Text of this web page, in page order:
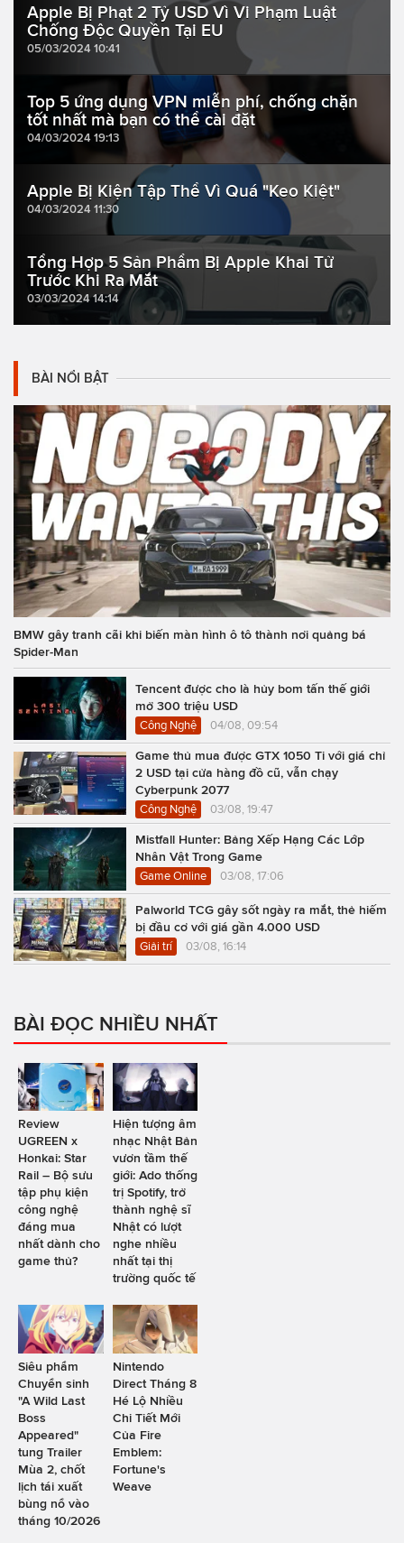
Apple Bị Phạt 2 Tỷ USD Vì Vi Phạm Luật
Chống Độc Quyền Tại EU
05/03/2024 10:41
Top 5 ứng dụng VPN miễn phí, chống chặn
tốt nhất mà bạn có thể cài đặt
04/03/2024 19:13
Apple Bị Kiện Tập Thể Vì Quá "Keo Kiệt"
04/03/2024 11:30
Tổng Hợp 5 Sản Phẩm Bị Apple Khai Tử
Trước Khi Ra Mắt
03/03/2024 14:14
BÀI NỔI BẬT
BMW gây tranh cãi khi biến màn hình ô tô thành nơi quảng bá
Spider-Man
Tencent được cho là hủy bom tấn thế giới
mở 300 triệu USD
Công Nghệ 04/08, 09:54
Game thủ mua được GTX 1050 Ti với giá chỉ
2 USD tại cửa hàng đồ cũ, vẫn chạy
Cyberpunk 2077
Công Nghệ 03/08, 19:47
Mistfall Hunter: Bảng Xếp Hạng Các Lớp
Nhân Vật Trong Game
Game Online 03/08, 17:06
Palworld TCG gây sốt ngày ra mắt, thẻ hiếm
bị đầu cơ với giá gần 4.000 USD
Giải trí 03/08, 16:14
BÀI ĐỌC NHIỀU NHẤT
Review
UGREEN x
Honkai: Star
Rail – Bộ sưu
tập phụ kiện
công nghệ
đáng mua
nhất dành cho
game thủ?
Hiện tượng âm
nhạc Nhật Bản
vươn tầm thế
giới: Ado thống
trị Spotify, trở
thành nghệ sĩ
Nhật có lượt
nghe nhiều
nhất tại thị
trường quốc tế
Siêu phẩm
Chuyển sinh
"A Wild Last
Boss
Appeared"
tung Trailer
Mùa 2, chốt
lịch tái xuất
bùng nổ vào
tháng 10/2026
Nintendo
Direct Tháng 8
Hé Lộ Nhiều
Chi Tiết Mới
Của Fire
Emblem:
Fortune's
Weave